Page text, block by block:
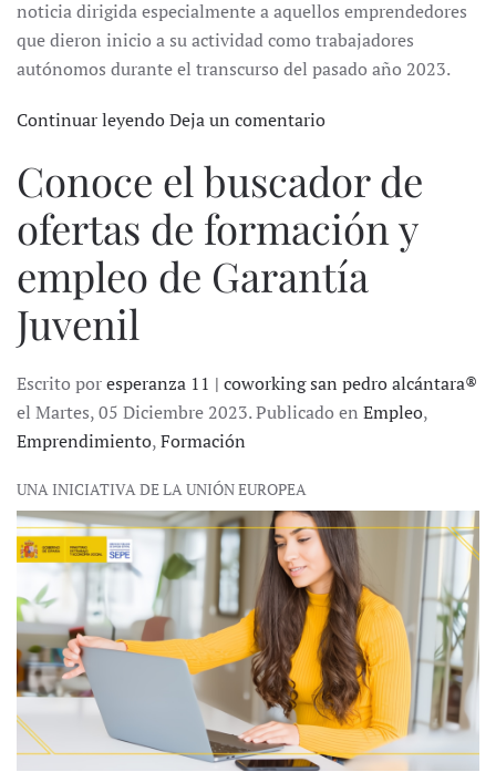
noticia dirigida especialmente a aquellos emprendedores
que dieron inicio a su actividad como trabajadores
autónomos durante el transcurso del pasado año 2023.
Continuar leyendoDeja un comentario
Conoce el buscador de
ofertas de formación y
empleo de Garantía
Juvenil
Escrito poresperanza 11 | coworking san pedro alcántara®
el Martes, 05 Diciembre 2023. Publicado en Empleo,
Emprendimiento,Formación
UNA INICIATIVA DE LA UNIÓN EUROPEA